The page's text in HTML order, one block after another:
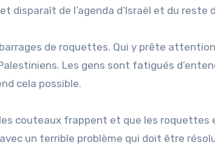
disparaît de l’agenda d’Israël et du reste
de roquettes. Qui y prête
Les gens sont fatigués
cela possible.
couteaux frappent et que les roquettes
un terrible problème qui doit être